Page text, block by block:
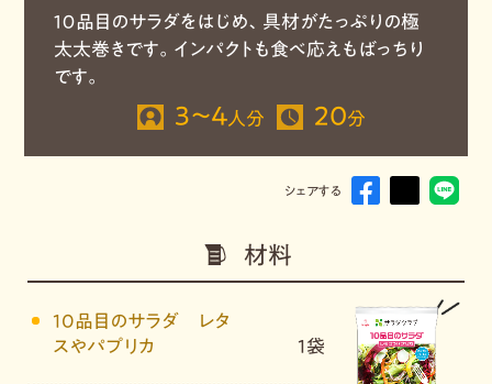
１０品目のサラダをはじめ、具材がたっぷりの極
太太巻きです。インパクトも食べ応えもばっちり
です。
3～4人分 20分
シェアする
材料
10品目のサラダ レタ
スやパプリカ
1袋